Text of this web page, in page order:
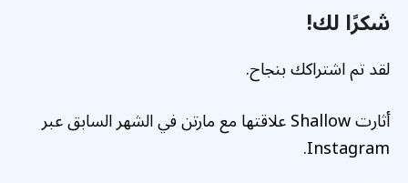
شكرًا لك!
لقد تم اشتراكك بنجاح.
أثارت Shallow علاقتها مع مارتن في الشهر السابق عبر
Instagram.